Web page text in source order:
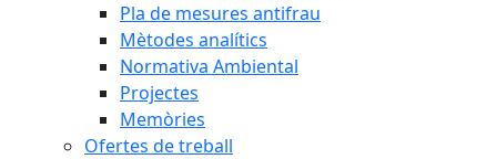
Pla de mesures antifrau
Mètodes analítics
Normativa Ambiental
Projectes
Memòries
Ofertes de treball